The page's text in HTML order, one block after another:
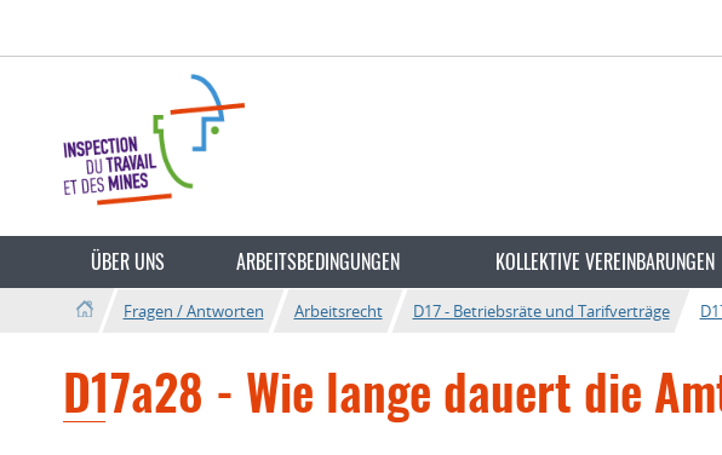
wechseln
ÜBER UNS ARBEITSBEDINGUNGEN KOLLEKTIVE VEREINBARUNGEN
Fragen / Antworten Arbeitsrecht D17 - Betriebsräte und Tarifverträge
D17a28 - Wie lange dauert die